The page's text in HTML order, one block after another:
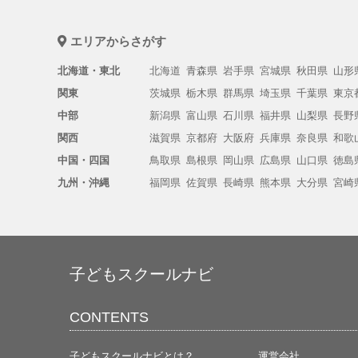
エリアからさがす
北海道・東北 北海道 青森県 岩手県 宮城県 秋田県 山形
関東
茨城県 栃木県 群馬県 埼玉県 千葉県 東京
中部
新潟県 富山県 石川県 福井県 山梨県 長野
関西
滋賀県 京都府 大阪府 兵庫県 奈良県 和歌
中国・四国
鳥取県 島根県 岡山県 広島県 山口県 徳島
九州・沖縄
福岡県 佐賀県 長崎県 熊本県 大分県 宮崎
子どもスクールナビ
CONTENTS